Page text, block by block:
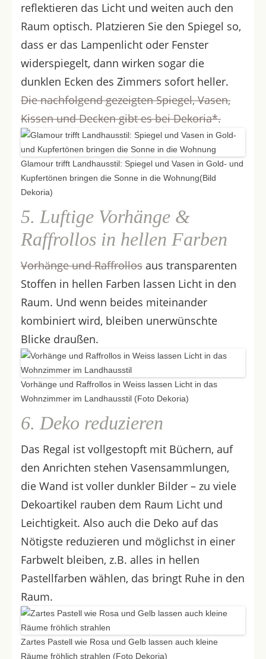
reflektieren das Licht und weiten auch den
Raum optisch. Platzieren Sie den Spiegel so,
dass er das Lampenlicht oder Fenster
widerspiegelt, dann wirken sogar die
dunklen Ecken des Zimmers sofort heller.
Die nachfolgend gezeigten Spiegel, Vasen,
Kissen und Decken gibt es bei Dekoria*.
Glamour trifft Landhausstil: Spiegel und Vasen in Gold- und
Kupfertönen bringen die Sonne in die Wohnung(Bild
Dekoria)
5. Luftige Vorhänge &
Raffrollos in hellen Farben
Vorhänge und Raffrollos aus transparenten
Stoffen in hellen Farben lassen Licht in den
Raum. Und wenn beides miteinander
kombiniert wird, bleiben unerwünschte
Blicke draußen.
Vorhänge und Raffrollos in Weiss lassen Licht in das
Wohnzimmer im Landhausstil (Foto Dekoria)
6. Deko reduzieren
Das Regal ist vollgestopft mit Büchern, auf
den Anrichten stehen Vasensammlungen,
die Wand ist voller dunkler Bilder – zu viele
Dekoartikel rauben dem Raum Licht und
Leichtigkeit. Also auch die Deko auf das
Nötigste reduzieren und möglichst in einer
Farbwelt bleiben, z.B. alles in hellen
Pastellfarben wählen, das bringt Ruhe in den
Raum.
Zartes Pastell wie Rosa und Gelb lassen auch kleine
Räume fröhlich strahlen (Foto Dekoria)